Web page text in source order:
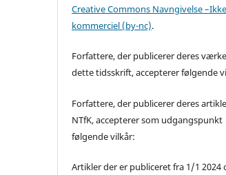
Creative Commons Navngivelse
kommerciel (by-nc).
Forfattere, der publicerer deres
dette tidsskrift, accepterer følgende
Forfattere, der publicerer deres
NTfK, accepterer som udgangspunkt
følgende vilkår:
Artikler der er publiceret fra 1/1 2024